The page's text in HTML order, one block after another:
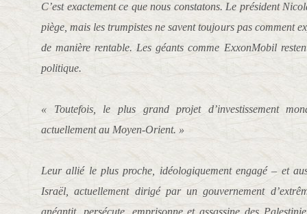
C’est exactement ce que nous constatons. Le président
piège, mais les trumpistes ne savent toujours pas comment
de manière rentable. Les géants comme ExxonMobil
politique.
« Toutefois, le plus grand projet d’investissement
actuellement au Moyen-Orient. »
Leur allié le plus proche, idéologiquement engagé – et
Israël, actuellement dirigé par un gouvernement
anéantit, persécute, emprisonne et assassine des